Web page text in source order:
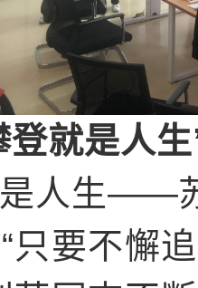
登就是人
人生——
只要不懈